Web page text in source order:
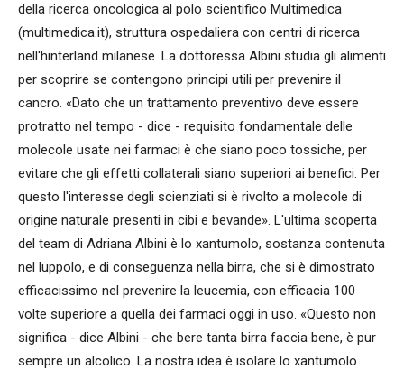
della ricerca oncologica al polo scientifico Multimedica
(multimedica.it), struttura ospedaliera con centri di ricerca
nell'hinterland milanese. La dottoressa Albini studia gli alimenti
per scoprire se contengono principi utili per prevenire il
cancro. «Dato che un trattamento preventivo deve essere
protratto nel tempo - dice - requisito fondamentale delle
molecole usate nei farmaci è che siano poco tossiche, per
evitare che gli effetti collaterali siano superiori ai benefici. Per
questo l'interesse degli scienziati si è rivolto a molecole di
origine naturale presenti in cibi e bevande». L'ultima scoperta
del team di Adriana Albini è lo xantumolo, sostanza contenuta
nel luppolo, e di conseguenza nella birra, che si è dimostrato
efficacissimo nel prevenire la leucemia, con efficacia 100
volte superiore a quella dei farmaci oggi in uso. «Questo non
significa - dice Albini - che bere tanta birra faccia bene, è pur
sempre un alcolico. La nostra idea è isolare lo xantumolo